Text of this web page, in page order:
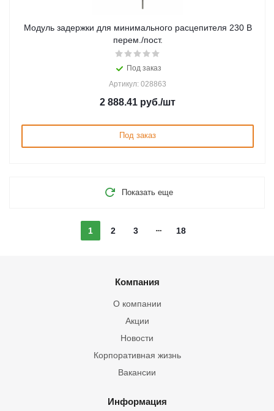
Модуль задержки для минимального расцепителя 230 В
перем./пост.
Под заказ
Артикул: 028863
2 888.41 руб./шт
Под заказ
Показать еще
1 2 3 18
Компания
О компании
Акции
Новости
Корпоративная жизнь
Вакансии
Информация